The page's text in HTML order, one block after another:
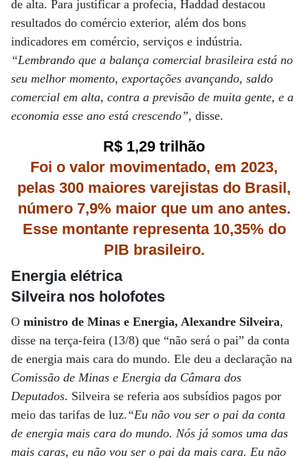
de alta. Para justificar a profecia, Haddad destacou
resultados do comércio exterior, além dos bons
indicadores em comércio, serviços e indústria.
“Lembrando que a balança comercial brasileira está no
seu melhor momento, exportações avançando, saldo
comercial em alta, contra a previsão de muita gente, e a
economia esse ano está crescendo”, disse.
R$ 1,29 trilhão
Foi o valor movimentado, em 2023,
pelas 300 maiores varejistas do Brasil,
número 7,9% maior que um ano antes.
Esse montante representa 10,35% do
PIB brasileiro.
Energia elétrica
Silveira nos holofotes
O ministro de Minas e Energia, Alexandre Silveira,
disse na terça-feira (13/8) que “não será o pai” da conta
de energia mais cara do mundo. Ele deu a declaração na
Comissão de Minas e Energia da Câmara dos
Deputados. Silveira se referia aos subsídios pagos por
meio das tarifas de luz.“Eu não vou ser o pai da conta
de energia mais cara do mundo. Nós já somos uma das
mais caras, eu não vou ser o pai da mais cara. Eu não